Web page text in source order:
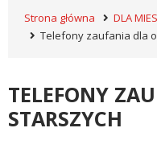
Strona główna DLA
Telefony zaufania dla
TELEFONY
STARSZYCH